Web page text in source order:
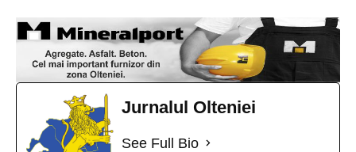
Jurnalul Olteniei
See Full Bio